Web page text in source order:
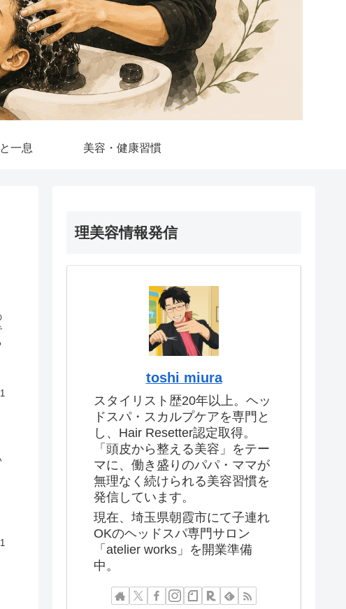
一息 美容・健康習慣
理美容情報発信
toshi miura
スタイリスト歴20年以上。ヘッ
ドスパ・スカルプケアを専門と
し、Hair Resetter認定取得。
「頭皮から整える美容」をテー
マに、働き盛りのパパ・ママが
無理なく続けられる美容習慣を
発信しています。
現在、埼玉県朝霞市にて子連れ
OKのヘッドスパ専門サロン
「atelier works」を開業準備
中。